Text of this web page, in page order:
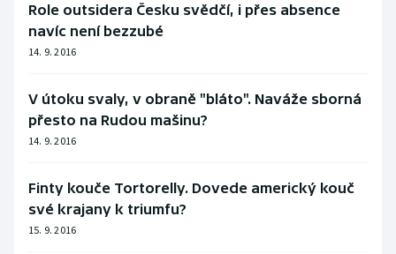
Role outsidera Česku svědčí, i přes absence
navíc není bezzubé
14. 9. 2016
V útoku svaly, v obraně "bláto". Naváže sborná
přesto na Rudou mašinu?
14. 9. 2016
Finty kouče Tortorelly. Dovede americký kouč
své krajany k triumfu?
15. 9. 2016